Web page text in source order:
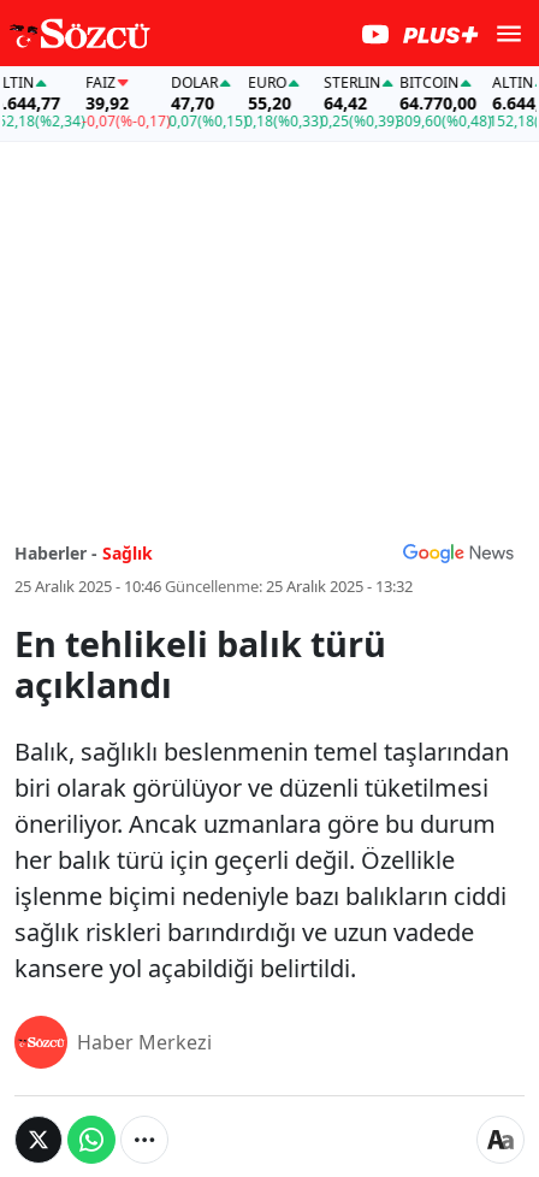
(%2,34)
FAİZ
39,92
-0,07(%-0,17)
DOLAR
47,70
0,07(%0,15)
EURO
55,20
0,18(%0,33)
STERLIN
64,42
0,25(%0,39)
BITCOIN
64.770,00
309,60(%0,48)
ALTIN
152,18
Haberler - Sağlık
25 Aralık 2025 - 10:46Güncellenme:25 Aralık 2025 - 13:32
En tehlikeli balık türü
açıklandı
Balık, sağlıklı beslenmenin temel taşlarından
biri olarak görülüyor ve düzenli tüketilmesi
öneriliyor. Ancak uzmanlara göre bu durum
her balık türü için geçerli değil. Özellikle
işlenme biçimi nedeniyle bazı balıkların ciddi
sağlık riskleri barındırdığı ve uzun vadede
kansere yol açabildiği belirtildi.
Haber Merkezi